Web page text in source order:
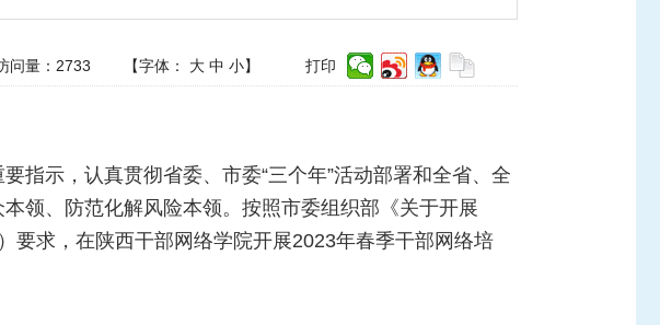
问量： 2733 【字体： 大 中 小】 打印
指示，认真贯彻省委、市委“三个年”活动部署和全省、全
领、防范化解风险本领。按照市委组织部《关于开展
要求，在陕西干部网络学院开展2023年春季干部网络培